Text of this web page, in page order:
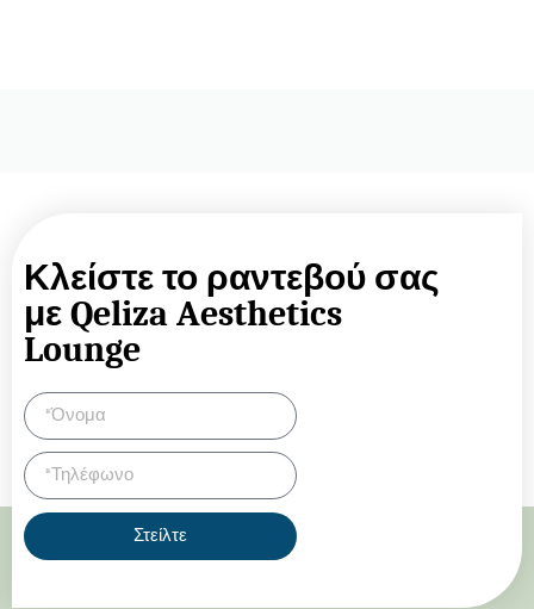
Κλείστε το ραντεβού σας
με Qeliza Aesthetics
Lounge
Στείλτε